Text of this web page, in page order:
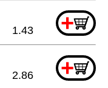
+
1.43
+
2.86